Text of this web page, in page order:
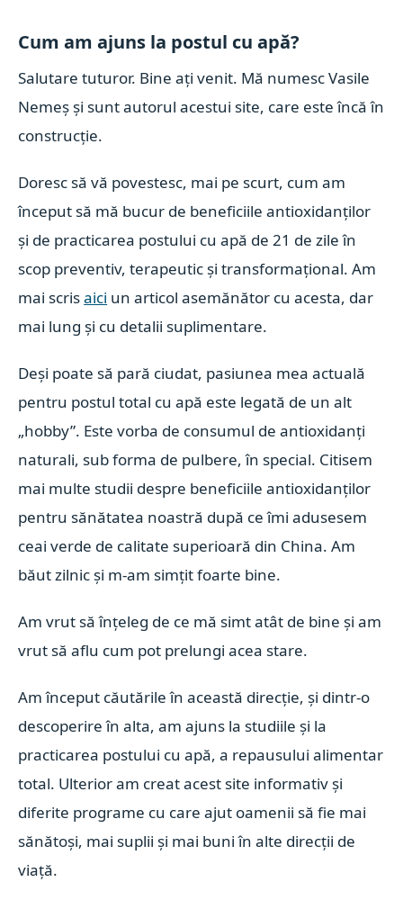
Cum am ajuns la postul cu apă?
Salutare tuturor. Bine ați venit. Mă numesc Vasile
Nemeș și sunt autorul acestui site, care este încă în
construcție.
Doresc să vă povestesc, mai pe scurt, cum am
început să mă bucur de beneficiile antioxidanților
și de practicarea postului cu apă de 21 de zile în
scop preventiv, terapeutic și transformațional. Am
mai scrisaici un articol asemănător cu acesta, dar
mai lung și cu detalii suplimentare.
Deși poate să pară ciudat, pasiunea mea actuală
pentru postul total cu apă este legată de un alt
„hobby”. Este vorba de consumul de antioxidanți
naturali, sub forma de pulbere, în special. Citisem
mai multe studii despre beneficiile antioxidanților
pentru sănătatea noastră după ce îmi adusesem
ceai verde de calitate superioară din China. Am
băut zilnic și m-am simțit foarte bine.
Am vrut să înțeleg de ce mă simt atât de bine și am
vrut să aflu cum pot prelungi acea stare.
Am început căutările în această direcție, și dintr-o
descoperire în alta, am ajuns la studiile și la
practicarea postului cu apă, a repausului alimentar
total. Ulterior am creat acest site informativ și
diferite programe cu care ajut oamenii să fie mai
sănătoși, mai suplii și mai buni în alte direcții de
viață.